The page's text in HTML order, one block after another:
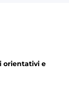
orientativi e